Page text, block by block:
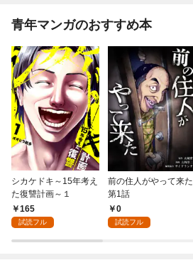
青年マンガのおすすめ本
シカケドキ～15年考え
た復讐計画～１
165
試読フル
前の住人がやって来た
第1話
0
試読フル